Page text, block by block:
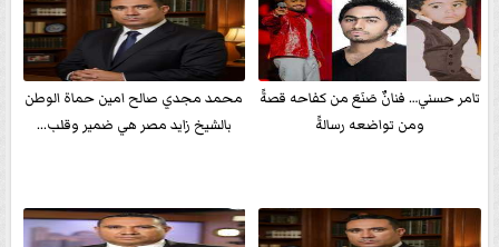
تامر حسني… فنانٌ صَنَعَ من كفاحه قصةً
ومن تواضعه رسالةً
محمد مجدي صالح امين حماة الوطن
بالشيخ زايد مصر هي ضمير وقلب...